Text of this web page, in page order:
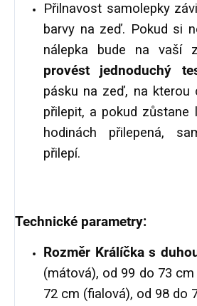
Přilnavost samolepky
barvy na zeď. Pokud si
nálepka bude na vaší
provést jednoduchý
pásku na zeď, na kterou
přilepit, a pokud zůstane
hodinách přilepená,
přilepí.
Technické parametry:
Rozměr Králíčka s
(mátová), od 99 do 73
72 cm (fialová), od 98 do